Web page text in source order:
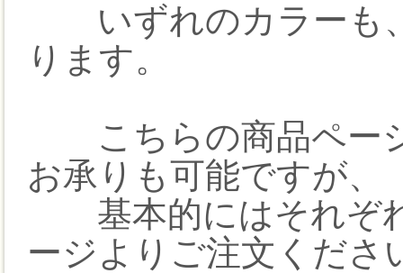
いずれのカラーも、
ります。
こちらの商品ペー
お承りも可能ですが、
基本的にはそれぞ
ージよりご注文くださ